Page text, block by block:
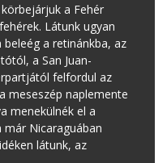
a Fehér
Látunk ugyan
a retinánkba, az
a San Juan-
felfordul az
meseszép naplemente
menekülnék el a
Nicaraguában
látunk, az